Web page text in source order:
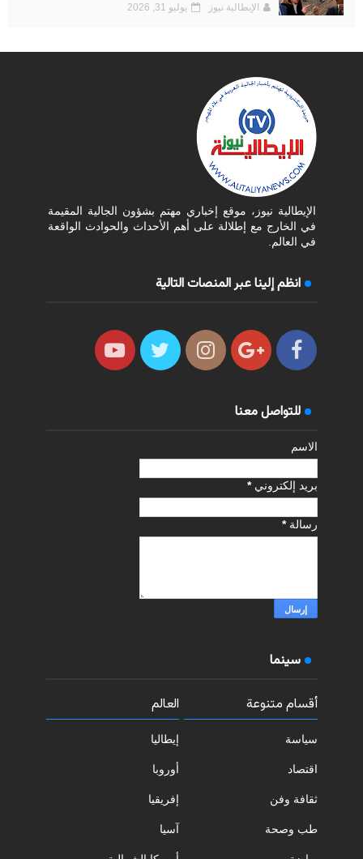
الإيطالية نيوز يوليو 31, 2026
الإيطالية نيوز، موقع إخباري مهتم بشؤون الجالية المقيمة
في الخارج مع إطلالة على أهم الأحداث والحوادث الواقعة
في العالم.
انظم إلينا عبر المنصات التالية
للتواصل معنا
الاسم
بريد إلكتروني*
رسالة*
سينما
أقسام متنوعة
سياسة
اقتصاد
ثقافة وفن
طب وصحة
العالم
إيطاليا
أوروبا
إفريقيا
آسيا